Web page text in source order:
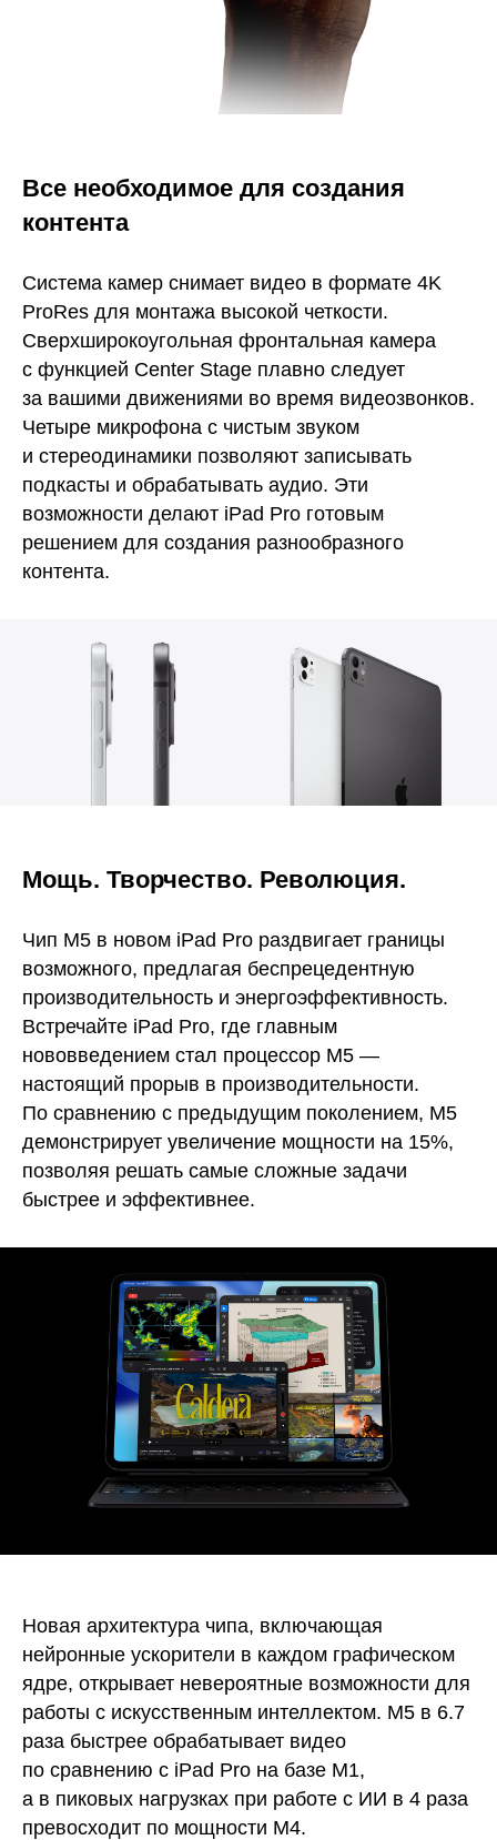
Все необходимое для создания
контента
Система камер снимает видео в формате 4K
ProRes для монтажа высокой четкости.
Сверхширокоугольная фронтальная камера
с функцией Center Stage плавно следует
за вашими движениями во время видеозвонков.
Четыре микрофона с чистым звуком
и стереодинамики позволяют записывать
подкасты и обрабатывать аудио. Эти
возможности делают iPad Pro готовым
решением для создания разнообразного
контента.
Мощь. Творчество. Революция.
Чип M5 в новом iPad Pro раздвигает границы
возможного, предлагая беспрецедентную
производительность и энергоэффективность.
Встречайте iPad Pro, где главным
нововведением стал процессор M5 —
настоящий прорыв в производительности.
По сравнению с предыдущим поколением, M5
демонстрирует увеличение мощности на 15%,
позволяя решать самые сложные задачи
быстрее и эффективнее.
Новая архитектура чипа, включающая
нейронные ускорители в каждом графическом
ядре, открывает невероятные возможности для
работы с искусственным интеллектом. M5 в 6.7
раза быстрее обрабатывает видео
по сравнению с iPad Pro на базе M1,
а в пиковых нагрузках при работе с ИИ в 4 раза
превосходит по мощности M4.